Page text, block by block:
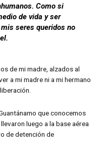
Como si
de vida y ser
seres queridos no
de mi madre, alzados al
a mi madre ni a mi hermano
que conocemos
luego a la base aérea
de detención de